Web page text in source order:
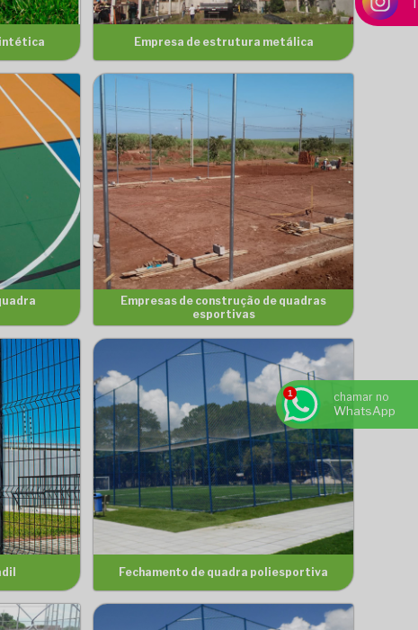
Empresa de estrutura metálica
Empresas de construção de quadras
esportivas
Fechamento de quadra poliesportiva
chamar no
WhatsApp